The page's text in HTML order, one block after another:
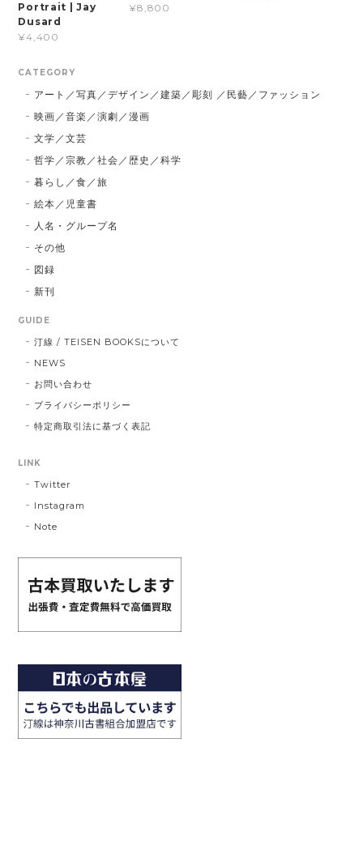
Portrait | Jay
Dusard
¥4,400
¥8,800
CATEGORY
アート／写真／デザイン／建築／彫刻 ／民藝／ファッション
映画／音楽／演劇／漫画
文学／文芸
哲学／宗教／社会／歴史／科学
暮らし／食／旅
絵本／児童書
人名・グループ名
その他
図録
新刊
GUIDE
汀線 / TEISEN BOOKSについて
NEWS
お問い合わせ
プライバシーポリシー
特定商取引法に基づく表記
LINK
Twitter
Instagram
Note